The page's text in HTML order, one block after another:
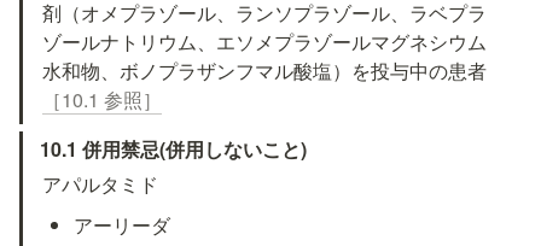
剤（オメプラゾール、ランソプラゾール、ラベプラ
ゾールナトリウム、エソメプラゾールマグネシウム
水和物、ボノプラザンフマル酸塩）を投与中の患者
［10.1 参照］
10.1 併用禁忌(併用しないこと)
アパルタミド
アーリーダ